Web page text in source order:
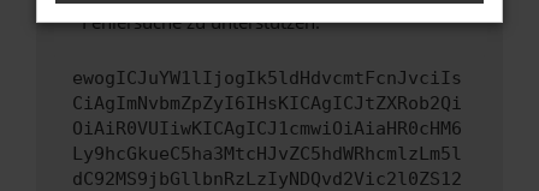
Fehlersuche zu unterstützen:
ewogICJuYW1lIjogIk5ldHdvcmtFcnJvciIs
CiAgImNvbmZpZyI6IHsKICAgICJtZXRob2Qi
OiAiR0VUIiwKICAgICJ1cmwiOiAiaHR0cHM6
Ly9hcGkueC5ha3MtcHJvZC5hdWRhcmlzLm5l
dC92MS9jbGllbnRzLzIyNDQvd2Vic2l0ZS12